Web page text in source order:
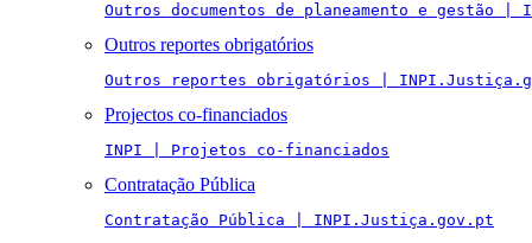
Outros documentos de planeamento e gestão
Outros reportes obrigatórios
Outros reportes obrigatórios |
Projectos co-financiados
INPI | Projetos co-financiados
Contratação Pública
Contratação Pública | INPI.Justiça.gov.pt